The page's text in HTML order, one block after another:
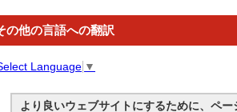
の他の言語への翻訳
Language ▼
より良いウェブサイトにするために、ペー